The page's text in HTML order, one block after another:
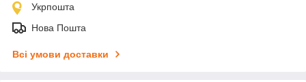
Укрпошта
Нова Пошта
Всі умови доставки